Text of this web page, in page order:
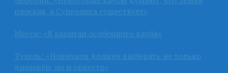
плоская, а Суперлига существует»
Месси: «Я капитан особенного клуба»
Тухель: «Новичков должен выбирать не только
дирижёр, но и оркестр»